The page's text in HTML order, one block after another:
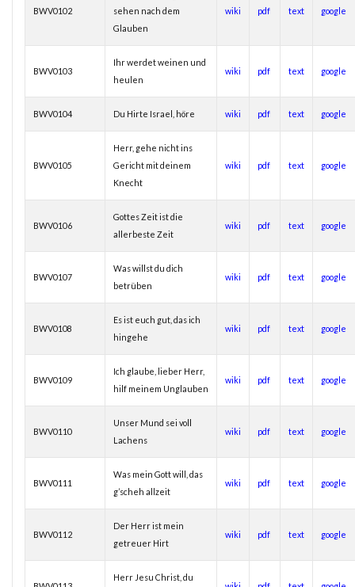
BWV0102
sehen nach dem
Glauben
wiki pdf text google
BWV0103
Ihr werdet weinen und
heulen
wiki pdf text google
BWV0104 Du Hirte Israel, höre wiki pdf text google
BWV0105
Herr, gehe nicht ins
Gericht mit deinem
Knecht
wiki pdf text google
BWV0106
Gottes Zeit ist die
allerbeste Zeit
wiki pdf text google
BWV0107
Was willst du dich
betrüben
wiki pdf text google
BWV0108
Es ist euch gut, das ich
hingehe
wiki pdf text google
BWV0109
Ich glaube, lieber Herr,
hilf meinem Unglauben
wiki pdf text google
BWV0110
Unser Mund sei voll
Lachens
wiki pdf text google
BWV0111
Was mein Gott will, das
g’scheh allzeit
wiki pdf text google
BWV0112
Der Herr ist mein
getreuer Hirt
wiki pdf text google
Herr Jesu Christ, du